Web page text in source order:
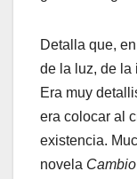
Detalla que,
de la luz, de la
Era muy
era colocar al
existencia.
novela